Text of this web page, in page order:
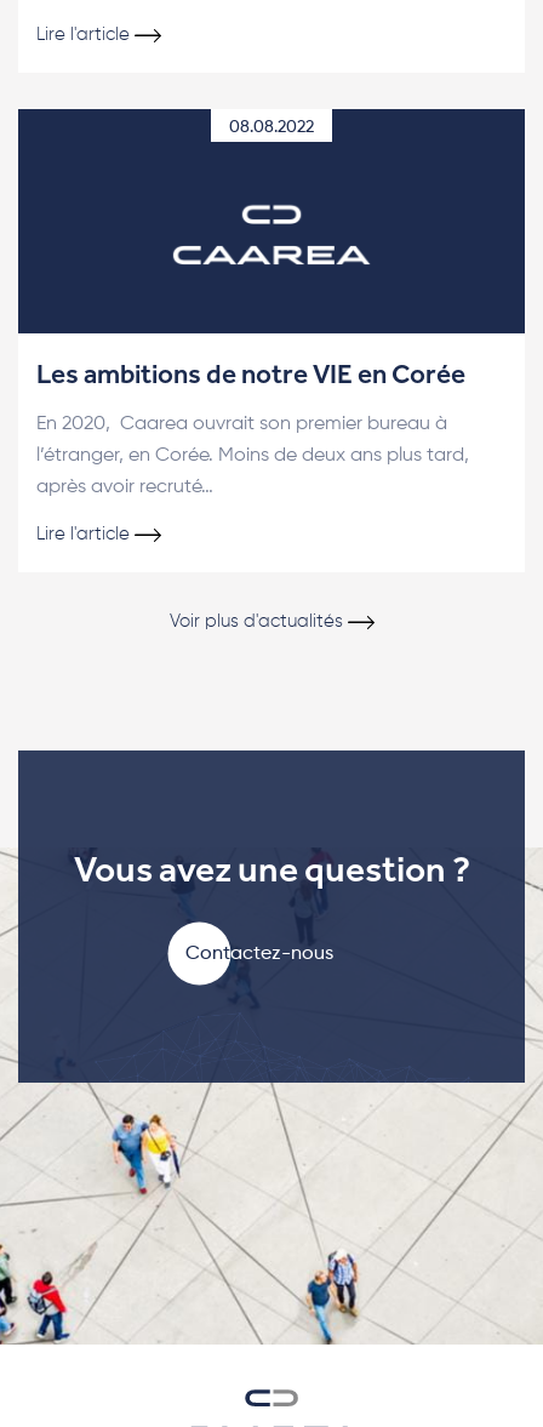
Lire l'article
08.08.2022
Les ambitions de notre VIE en Corée
En 2020, Caarea ouvrait son premier bureau à
l’étranger, en Corée. Moins de deux ans plus tard,
après avoir recruté…
Lire l'article
Voir plus d'actualités
Vous avez une question ?
Contactez-nous